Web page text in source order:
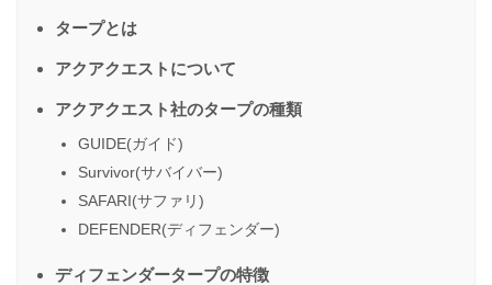
タープとは
アクアクエストについて
アクアクエスト社のタープの種類
GUIDE(ガイド)
Survivor(サバイバー)
SAFARI(サファリ)
DEFENDER(ディフェンダー)
ディフェンダータープの特徴